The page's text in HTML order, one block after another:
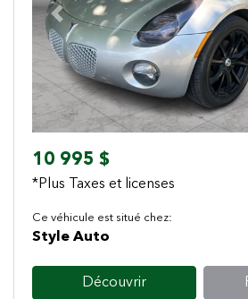
Previous
10 995 $
*Plus Taxes et licenses
Ce véhicule est situé chez:
Style Auto
Découvrir